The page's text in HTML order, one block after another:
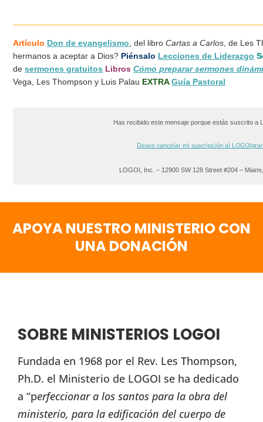
Artículo Don de evangelismo , del libroCartas a Carlos , de Les
hermanos a aceptar a Dios? Piénsalo Lecciones de Liderazgo
desermones gratuitos Libros Cómo preparar sermones
Vega, Les Thompson y Luis Palau EXTRA Guía Pastoral
Has recibido este mensaje porque estás suscrito a
Deseo cancelar mi suscripción al
LOGOI, Inc. – 12900 SW 128 Street #204 –
APOYA NUESTRO MINISTERIO CON
UNA DONACIÓN
SOBRE MINISTERIOS LOGOI
Fundada en 1968 por el Rev. Les Thompson,
Ph.D. el Ministerio de LOGOI se ha dedicado
a “perfeccionar a los santos para la obra del
ministerio, para la edificación del cuerpo de